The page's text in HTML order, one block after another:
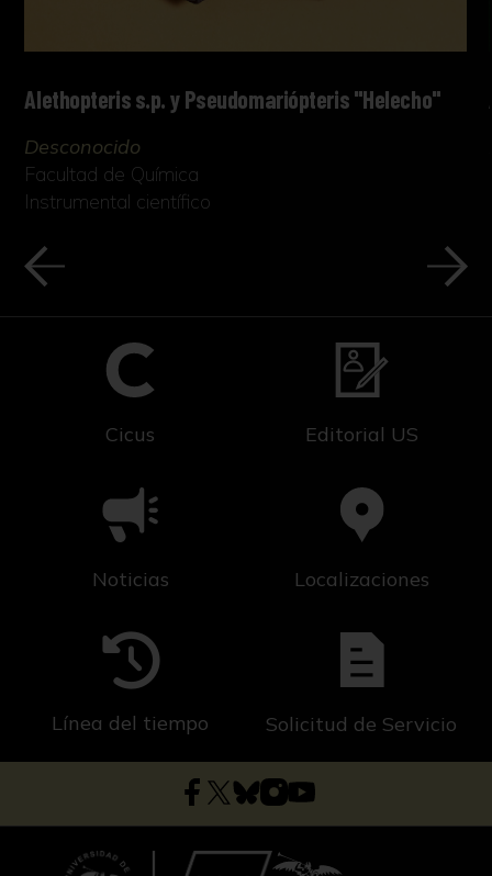
Alethopteris s.p. y Pseudomariópteris "Helecho"
Desconocido
Facultad de Química
Instrumental científico
Cicus Editorial US
Noticias Localizaciones
Línea del tiempo Solicitud de Servicio